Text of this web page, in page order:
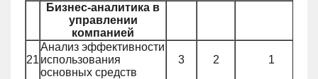
Бизнес-аналитика в
управлении
компанией
21
Анализ эффективности
использования
основных средств
3 2 1